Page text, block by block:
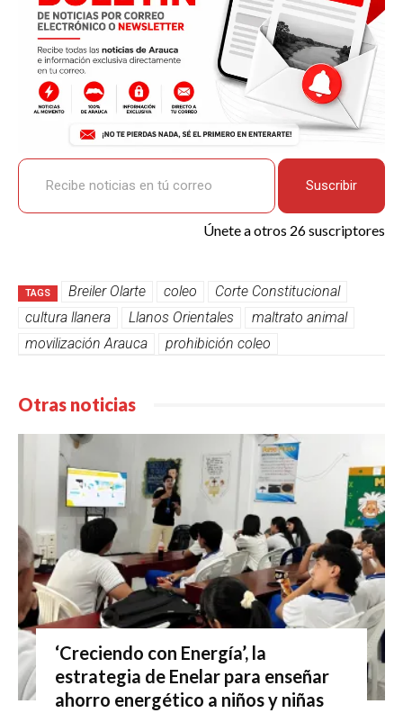
Recibe noticias en tú correo
Suscribir
Únete a otros 26 suscriptores
TAGS Breiler Olarte coleo
Corte Constitucional
cultura llanera
Llanos Orientales
maltrato animal
movilización Arauca
prohibición coleo
Otras noticias
‘Creciendo con Energía’, la
estrategia de Enelar para enseñar
ahorro energético a niños y niñas